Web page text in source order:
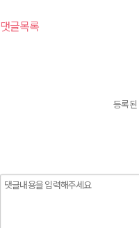
댓글목록
등록